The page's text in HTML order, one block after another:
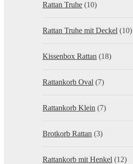
Rattan Truhe (10)
Rattan Truhe mit Deckel (10)
Kissenbox Rattan (18)
Rattankorb Oval (7)
Rattankorb Klein (7)
Brotkorb Rattan (3)
Rattankorb mit Henkel (12)